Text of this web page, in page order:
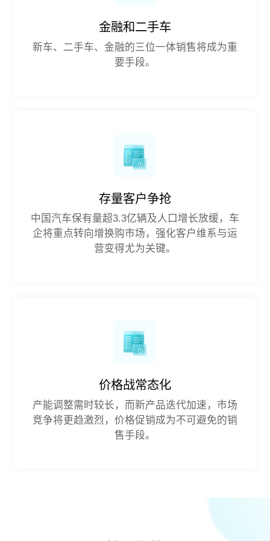
金融和二手车
新车、二手车、金融的三位一体销售将成为重
要手段。
存量客户争抢
中国汽车保有量超3.3亿辆及人口增长放缓，车
企将重点转向增换购市场，强化客户维系与运
营变得尤为关键。
价格战常态化
产能调整需时较长，而新产品迭代加速，市场
竞争将更趋激烈，价格促销成为不可避免的销
售手段。